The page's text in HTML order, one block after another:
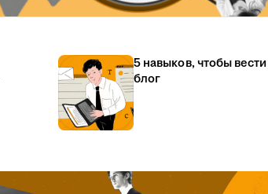
5 навыков, чтобы
блог